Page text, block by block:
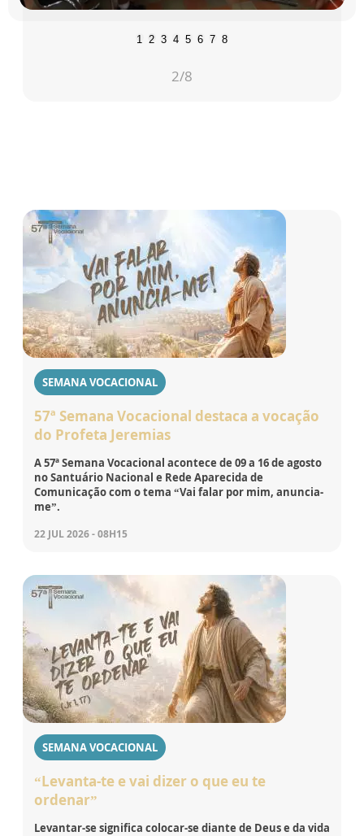
1 2 3 4 5 6 7 8
2/8
SEMANA VOCACIONAL
57ª Semana Vocacional destaca a vocação
do Profeta Jeremias
A 57ª Semana Vocacional acontece de 09 a 16 de agosto
no Santuário Nacional e Rede Aparecida de
Comunicação com o tema “Vai falar por mim, anuncia-
me”.
22 JUL 2026 - 08H15
SEMANA VOCACIONAL
“Levanta-te e vai dizer o que eu te
ordenar”
Levantar-se significa colocar-se diante de Deus e da vida